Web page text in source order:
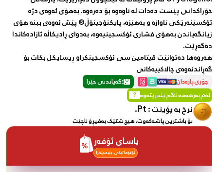
خۆراکدانی پێست دەدات لە ناوەوە بۆ دەرەوە. بەهۆی ئەوەی دژە
ئۆکسێنەرێکی ناوازە و بەهێزە، پایکنۆجینۆڵ® پێش ئەوەی ببنە هۆی
زیانگەیاندن بەهۆی فشاری ئۆکسجینیەوە، بەدوای ڕادیکاڵە ئازادەکاندا
دەگەڕێت.
هەروەها دەتوانێت ڤیتامین سی ئۆکسجینکراو ڕیسایکل بکات بۆ
گەڕاندنەوەی چالاکییەکانی
جۆری پارەدان
گەیاندنی خێرا
ئەم بەرهەمە ناگەڕێندرێتەوە ?
نرخ بە پۆینت :Pt.
بۆ باشترین پاشەکەوت، هیچ شتێک بەفیڕۆ ناچێت
یاسای ئۆفەر
ئۆتۆماتیکی جێبەجێکرا